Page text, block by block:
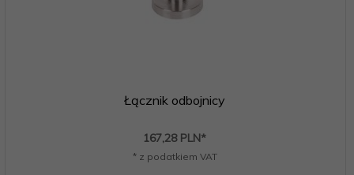
Łącznik odbojnicy
167,28 PLN*
* z podatkiem VAT